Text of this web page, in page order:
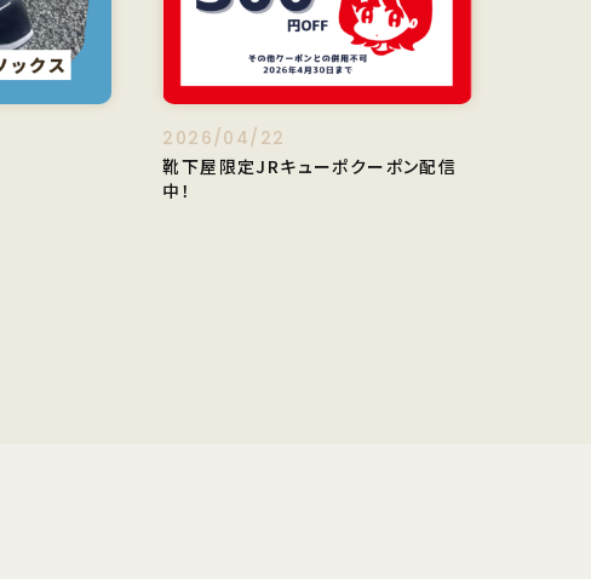
2026/04/22
靴下屋限定JRキューポクーポン配信
中！